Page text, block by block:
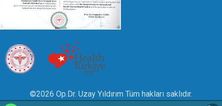
©2026 Op.Dr. Uzay Yıldırım Tüm hakları saklıdır.